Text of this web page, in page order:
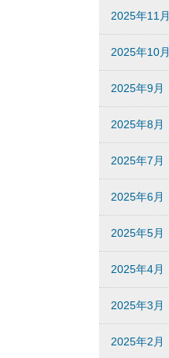
2025年11月
2025年10月
2025年9月
2025年8月
2025年7月
2025年6月
2025年5月
2025年4月
2025年3月
2025年2月